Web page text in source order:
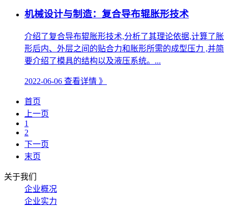
机械设计与制造：复合导布辊胀形技术
介绍了复合导布辊胀形技术,分析了其理论依据,计算了胀
形后内、外层之间的贴合力和胀形所需的成型压力 ,并简
要介绍了模具的结构以及液压系统。...
2022-06-06 查看详情 》
首页
上一页
1
2
下一页
末页
关于我们
企业概况
企业实力